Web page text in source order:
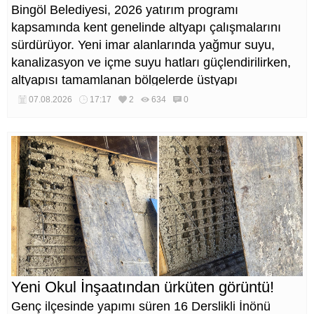
Bingöl Belediyesi, 2026 yatırım programı
kapsamında kent genelinde altyapı çalışmalarını
sürdürüyor. Yeni imar alanlarında yağmur suyu,
kanalizasyon ve içme suyu hatları güçlendirilirken,
altyapısı tamamlanan bölgelerde üstyapı
düzenlemeleri de eş zamanlı yürütülüyor.
07.08.2026 17:17 2 634 0
Yeni Okul İnşaatından ürküten görüntü!
Genç ilçesinde yapımı süren 16 Derslikli İnönü